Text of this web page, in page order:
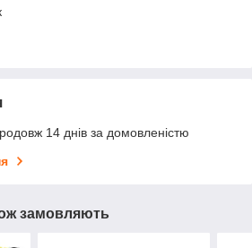
14 днів за домовленістю
замовляють